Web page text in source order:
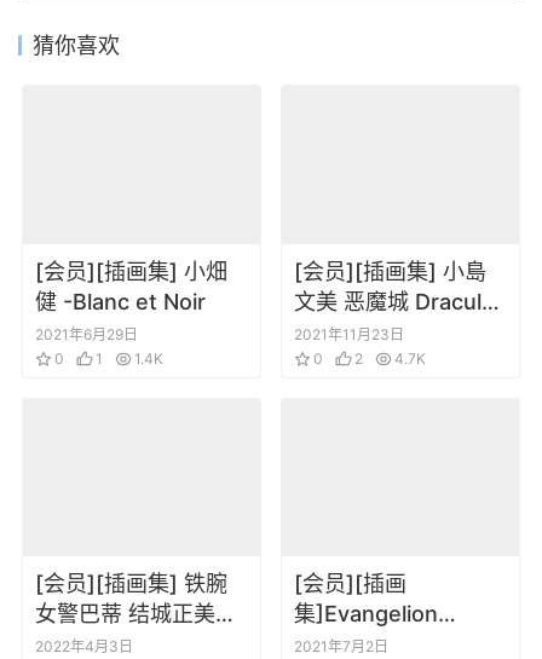
猜你喜欢
[会员][插画集] 小畑
健 -Blanc et Noir
2021年6月29日
0
1 1.4K
[会员][插画集] 小島
文美 恶魔城 Dracula
X 月下夜想曲
2021年11月23日
0
2 4.7K
[会员][插画集] 铁腕
女警巴蒂 结城正美画
集
2022年4月3日
[会员][插画
集]Evangelion
3.0+1.0 Extra
2021年7月2日